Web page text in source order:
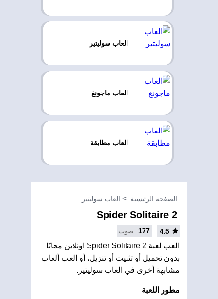
العاب سوليتير
العاب ماجونغ
العاب مطابقة
الصفحة الرئيسية العاب سوليتير
Spider Solitaire 2
4.5
177 صوت
العب لعبة Spider Solitaire 2 اونلاين مجانًا
بدون تحميل أو تثبيت أو تنزيل، أو العب ألعاب
مشابهة أخرى في العاب سوليتير.
مطور اللعبة